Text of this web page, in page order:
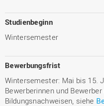
Studienbeginn
Wintersemester
Bewerbungsfrist
Wintersemester: Mai bis 15.
Bewerberinnen und
Bildungsnachweisen, siehe